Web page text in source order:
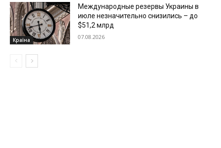
Країна
Международные резервы Украины в
июле незначительно снизились – до
$51,2 млрд
07.08.2026